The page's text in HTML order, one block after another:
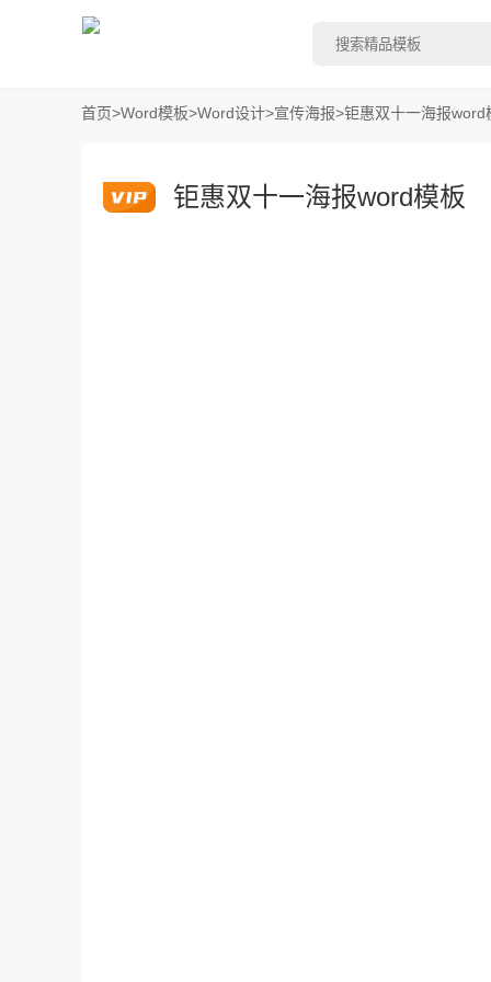
首页>Word模板>Word设计>宣传海报>钜惠双十一海报word
钜惠双十一海报word模板